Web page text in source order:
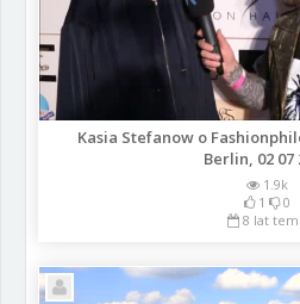
Kasia Stefanow o
Berlin, 02 07
1.9k
1
0
8 lat